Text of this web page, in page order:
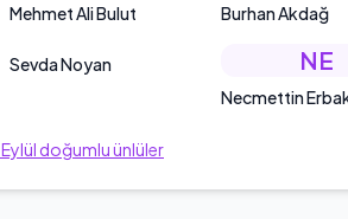
Mehmet Ali Bulut Burhan Akdağ
Sevda Noyan NE
Necmettin
Eylül doğumlu ünlüler